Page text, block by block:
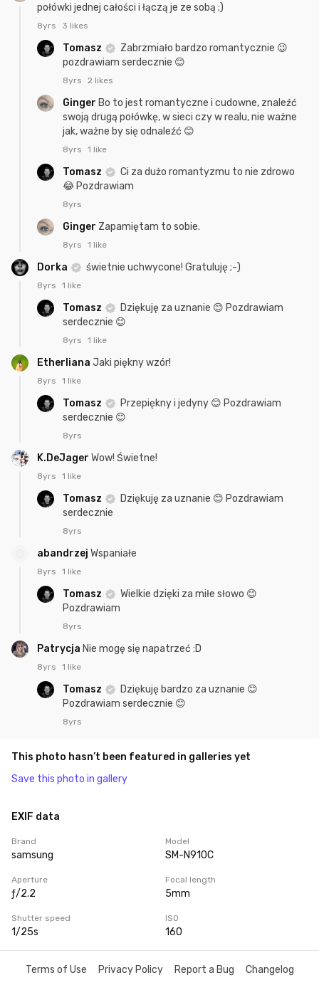
połówki jednej całości i łączą je ze sobą ;)
8yrs 3 likes
Tomasz
Zabrzmiało bardzo romantycznie 😉
pozdrawiam serdecznie 😊
8yrs 2 likes
Ginger Bo to jest romantyczne i cudowne, znaleźć
swoją drugą połówkę, w sieci czy w realu, nie ważne
jak, ważne by się odnaleźć 😊
8yrs 1 like
Tomasz
Ci za dużo romantyzmu to nie zdrowo
😂 Pozdrawiam
8yrs
Ginger Zapamiętam to sobie.
8yrs 1 like
Dorka świetnie uchwycone! Gratuluję ;-)
8yrs 1 like
Tomasz
Dziękuję za uznanie 😊 Pozdrawiam
serdecznie 😊
8yrs 1 like
Etherliana Jaki piękny wzór!
8yrs 1 like
Tomasz
Przepiękny i jedyny 😊 Pozdrawiam
serdecznie 😊
8yrs
K.DeJager Wow! Świetne!
8yrs 1 like
Tomasz
Dziękuję za uznanie 😊 Pozdrawiam
serdecznie
8yrs
abandrzej Wspaniałe
8yrs 1 like
Tomasz
Wielkie dzięki za miłe słowo 😊
Pozdrawiam
8yrs
Patrycja Nie mogę się napatrzeć :D
8yrs 1 like
Tomasz
Dziękuję bardzo za uznanie 😊
Pozdrawiam serdecznie 😊
8yrs
This photo hasn’t been featured in galleries yet
Save this photo in gallery
EXIF data
Brand
samsung
Model
SM-N910C
Aperture
ƒ/2.2
Focal length
5mm
Shutter speed
1/25s
ISO
160
Terms of Use Privacy Policy Report a Bug Changelog